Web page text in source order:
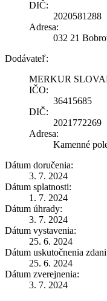
DIČ:
2020581288
Adresa:
032 21
Dodávateľ:
MERKUR
IČO:
36415685
DIČ:
2021772269
Adresa:
Kamenné
Dátum doručenia:
3. 7. 2024
Dátum splatnosti:
1. 7. 2024
Dátum úhrady:
3. 7. 2024
Dátum vystavenia:
25. 6. 2024
Dátum uskutočnenia
25. 6. 2024
Dátum zverejnenia:
3. 7. 2024